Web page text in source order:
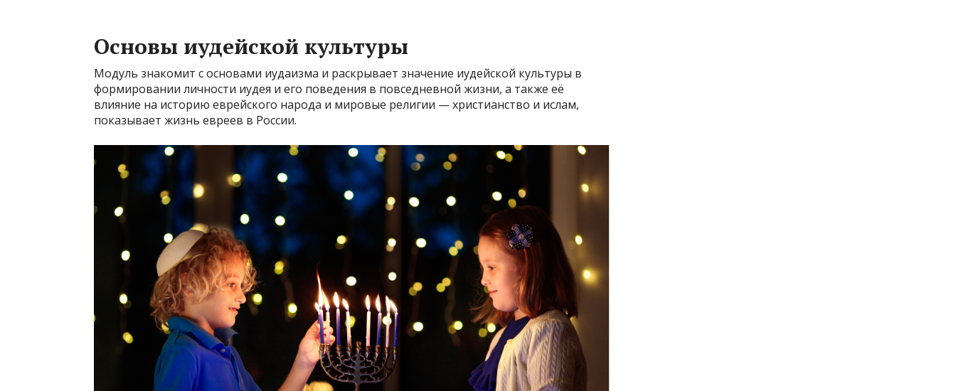
Основы иудейской культуры
Модуль знакомит с основами иудаизма и раскрывает значение иудейской культуры в
формировании личности иудея и его поведения в повседневной жизни, а также её
влияние на историю еврейского народа и мировые религии — христианство и ислам,
показывает жизнь евреев в России.